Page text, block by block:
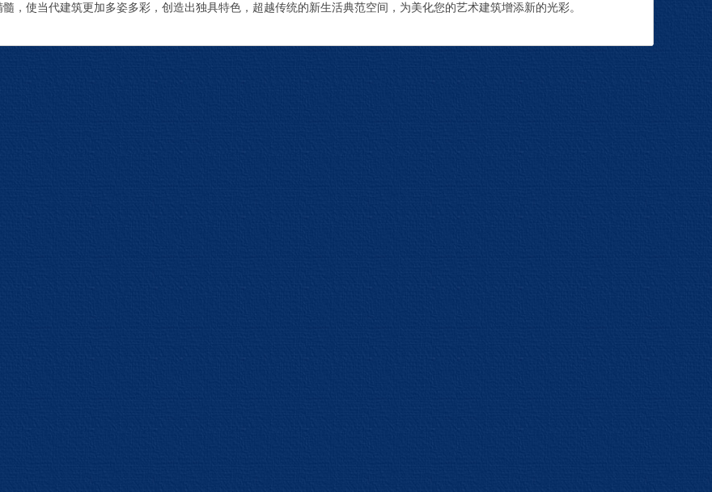
，使当代建筑更加多姿多彩，创造出独具特色，超越传统的新生活典范空间，为美化您的艺术建筑增添新的光彩。